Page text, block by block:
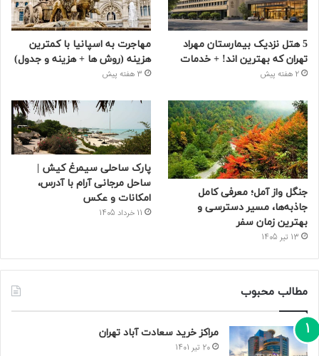
5 هتل نزدیک بیمارستان مهراد
تهران که بهترین‌ اند! + خدمات
2 هفته پیش
مهاجرت به اسپانیا با کمترین
هزینه (روش ها + هزینه و جدول)
3 هفته پیش
جنگل واز آمل؛ معرفی کامل
جاذبه‌ها، مسیر دسترسی و
بهترین زمان سفر
13 تیر 1405
پارک ساحلی سیمرغ کیش |
ساحل مرجانی آرام با آدرس،
امکانات و عکس
11 خرداد 1405
مطالب محبوب
مراکز خرید سعادت‌ آباد تهران
20 تیر 1401